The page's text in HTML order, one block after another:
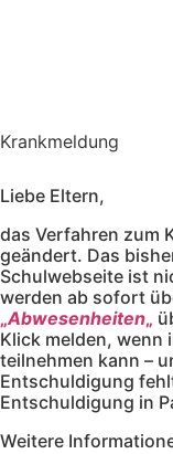
Krankmeldung
Liebe Eltern,
das Verfahren zum
geändert. Das
Schulwebseite ist
werden ab sofort
„Abwesenheiten„
Klick melden, wenn
teilnehmen kann –
Entschuldigung
Entschuldigung in
Weitere